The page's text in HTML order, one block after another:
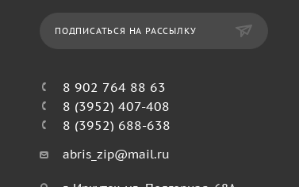
ПОДПИСАТЬСЯ НА РАССЫЛКУ
8 902 764 88 63
8 (3952) 407-408
8 (3952) 688-638
abris_zip@mail.ru